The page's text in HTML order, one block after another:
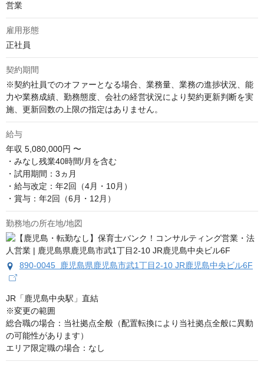
営業
雇用形態
正社員
契約期間
※契約社員でのオファーとなる場合、業務量、業務の進捗状況、能
力や業務成績、勤務態度、会社の経営状況により契約更新判断を実
施、更新回数の上限の指定はありません。
給与
年収 5,080,000円 〜
・みなし残業40時間/月を含む
・試用期間：3ヵ月
・給与改定：年2回（4月・10月）
・賞与：年2回（6月・12月）
勤務地の所在地/地図
890-0045 鹿児島県鹿児島市武1丁目2-10 JR鹿児島中央ビル6F
JR「鹿児島中央駅」直結
※変更の範囲
総合職の場合：当社拠点全般（配置転換により当社拠点全般に異動
の可能性があります）
エリア限定職の場合：なし